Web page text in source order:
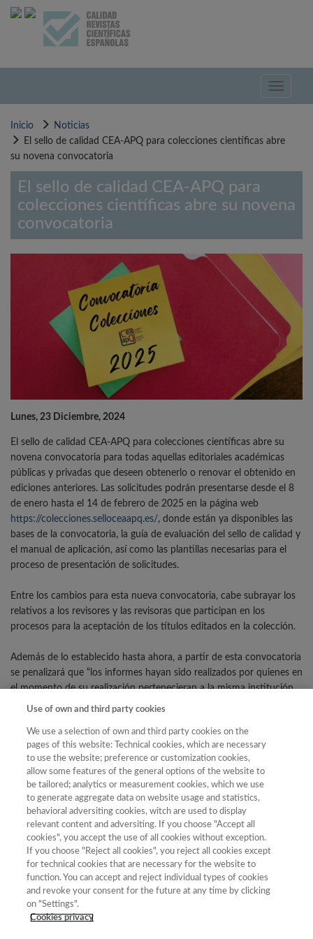
Pasar
Toggle
Inicio
Noticias
El sello de calidad CEA-APQ para colecciones científicas abre
su novena convocatoria
El sello de calidad CEA-APQ para
colecciones científicas abre su novena
convocatoria
Lunes, 23 Diciembre, 2024
El sello de calidad CEA-APQ para colecciones científicas abre su
novena convocatoria para todas aquellas editoriales académicas
públicas y privadas que deseen obtenerlo o renovar el obtenido en
ediciones anteriores. Las solicitudes podrán presentarse desde el 8
de enero hasta el 14 de febrero de 2025 en la página web
https://colecciones.selloceaapq.es/, donde están ya disponibles las
bases de la convocatoria, la guía de evaluación del sello de calidad y
el manual de aplicación, así como las plantillas necesarias para el
proceso de presentación de solicitudes.
Entre los cambios para esta nueva convocatoria, cabe subrayar los
relativos a los revisores y las revisoras que participan en los
procesos para la aceptación de los títulos editados en la colección.
Además de lo establecido hasta ahora, a partir de esta convocatoria
se penalizará que “los informes hayan sido realizados por quienes en
el momento de su realización pertenecieran a la misma institución
que las personas que hayan coordinado o sean autoras de la obra o
penalizará: “Haber sido coautor o coautora de publicaciones o
patentes en los últimos seis años; haber tenido relación contractual
o ser miembro de los equipos de investigación que participan en
proyectos o contratos de investigación junto con la persona
candidata; y ser o haber sido director/a de la tesis doctoral,
defendida en los últimos seis años”, se especifica.
Más información detallada en el siguiente enlace.
Use of own and third party cookies
We use a selection of own and third party cookies on the
pages of this website: Technical cookies, which are necessary
to use the website; preference or customization cookies,
allow some features of the general options of the website to
be tailored; analytics or measurement cookies, which we use
to generate aggregate data on website usage and statistics,
behavioral adversiting cookies, witch are used to display
relevant content and adversiting. If you choose "Accept all
cookies", you accept the use of all cookies without exception.
If you choose "Reject all cookies", you reject all cookies except
for technical cookies that are necessary for the website to
function. You can accept and reject individual types of cookies
and revoke your consent for the future at any time by clicking
on "Settings".
Cookies privacy